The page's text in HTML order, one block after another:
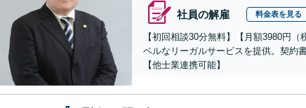
社員の解雇 料金表を見る
【初回相談30分無料】【月額3980円
ベルなリーガルサービスを提供。契約
【他士業連携可能】